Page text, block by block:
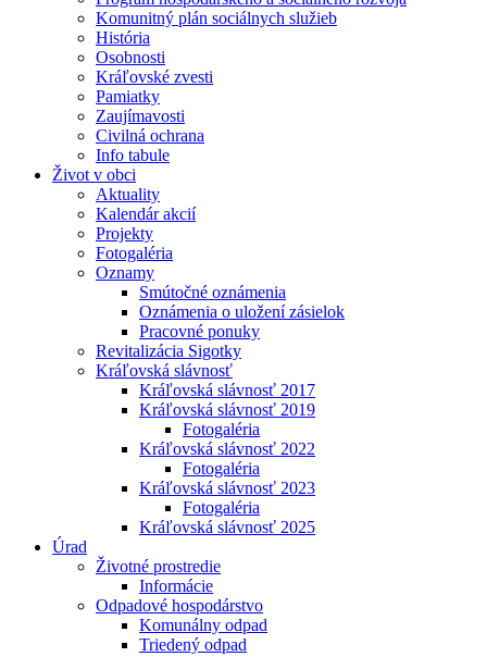
Komunitný plán sociálnych služieb
História
Osobnosti
Kráľovské zvesti
Pamiatky
Zaujímavosti
Civilná ochrana
Info tabule
Život v obci
Aktuality
Kalendár akcií
Projekty
Fotogaléria
Oznamy
Smútočné oznámenia
Oznámenia o uložení zásielok
Pracovné ponuky
Revitalizácia Sigotky
Kráľovská slávnosť
Kráľovská slávnosť 2017
Kráľovská slávnosť 2019
Fotogaléria
Kráľovská slávnosť 2022
Fotogaléria
Kráľovská slávnosť 2023
Fotogaléria
Kráľovská slávnosť 2025
Úrad
Životné prostredie
Informácie
Odpadové hospodárstvo
Komunálny odpad
Triedený odpad